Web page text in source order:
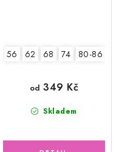
92-98
56 62 68 74 80-86
Skladem
od 349 Kč